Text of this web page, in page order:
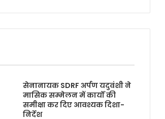
सेनानायक SDRF अर्पण यदुवंशी ने
मासिक सम्मेलन में कार्यों की
समीक्षा कर दिए आवश्यक दिशा-
निर्देश